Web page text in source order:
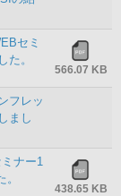
セミ
た。
566.07 KB
フレッ
まし
ナー1
438.65 KB